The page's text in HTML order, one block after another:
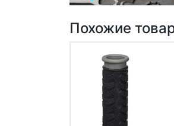
Похожие